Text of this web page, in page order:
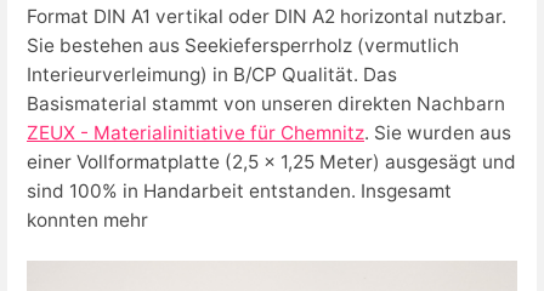
Format DIN A1 vertikal oder DIN A2 horizontal nutzbar.
Sie bestehen aus Seekiefersperrholz (vermutlich
Interieurverleimung) in B/CP Qualität. Das
Basismaterial stammt von unseren direkten Nachbarn
ZEUX - Materialinitiative für Chemnitz. Sie wurden aus
einer Vollformatplatte (2,5 x 1,25 Meter) ausgesägt und
sind 100% in Handarbeit entstanden. Insgesamt
konnten mehr